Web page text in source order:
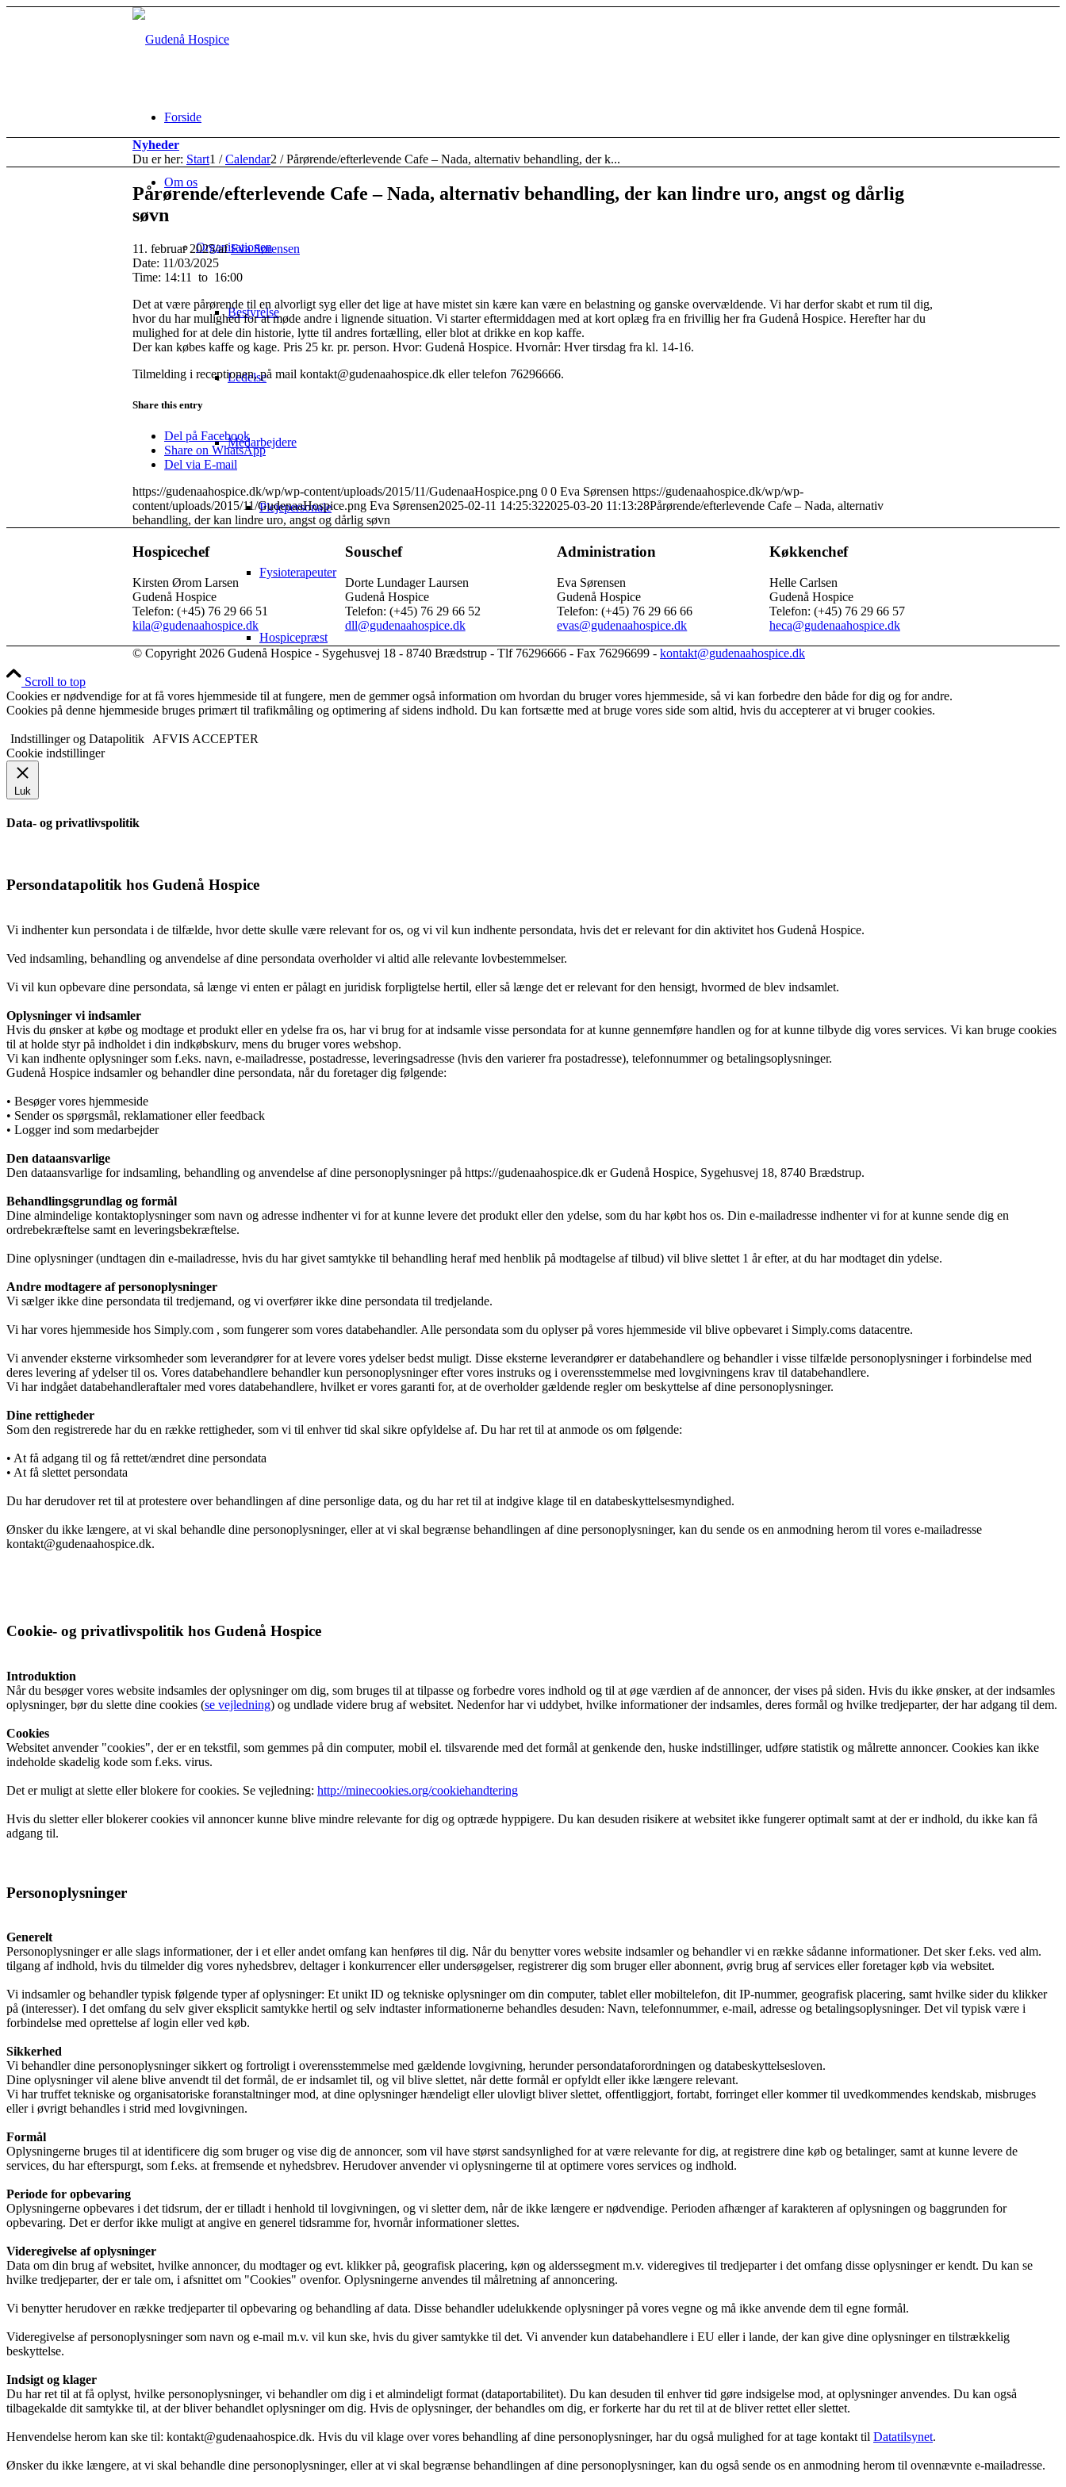
Forside
Om os
Organisationen
Bestyrelse
Ledelse
Medarbejdere
Plejepersonale
Fysioterapeuter
Hospicepræst
Psykolog
Ergoterapeut og Frivilligkoordinator
Sekretær
Hospicefilosofi og palliation
Vedtægter
Rammer
Årsrapport 2018 (PDF)
Patienter og pårørende
Sådan bliver man henvist
De frivillige gør en forskel
Bliv frivillig
Vagtplan og booking
Nyheder
Du er her: Start1 / Calendar2 / Pårørende/efterlevende Cafe – Nada, alternativ behandling, der k...
Pårørende/efterlevende Cafe – Nada, alternativ behandling, der kan lindre uro, angst og dårlig
søvn
11. februar 2025/afEva Sørensen
Date: 11/03/2025
Time: 14:11
to 16:00
Det at være pårørende til en alvorligt syg eller det lige at have mistet sin kære kan være en belastning og ganske overvældende. Vi har derfor skabt et rum til dig,
hvor du har mulighed for at møde andre i lignende situation. Vi starter eftermiddagen med at kort oplæg fra en frivillig her fra Gudenå Hospice. Herefter har du
mulighed for at dele din historie, lytte til andres fortælling, eller blot at drikke en kop kaffe.
Der kan købes kaffe og kage. Pris 25 kr. pr. person. Hvor: Gudenå Hospice. Hvornår: Hver tirsdag fra kl. 14-16.
Tilmelding i receptionen, på mail kontakt@gudenaahospice.dk eller telefon 76296666.
Share this entry
Del på Facebook
Share on WhatsApp
Del via E-mail
https://gudenaahospice.dk/wp/wp-content/uploads/2015/11/GudenaaHospice.png 0 0 Eva Sørensen https://gudenaahospice.dk/wp/wp-
content/uploads/2015/11/GudenaaHospice.png Eva Sørensen2025-02-11 14:25:322025-03-20 11:13:28Pårørende/efterlevende Cafe – Nada, alternativ
behandling, der kan lindre uro, angst og dårlig søvn
Hospicechef
Kirsten Ørom Larsen
Gudenå Hospice
Telefon: (+45) 76 29 66 51
kila@gudenaahospice.dk
Souschef
Dorte Lundager Laursen
Gudenå Hospice
Telefon: (+45) 76 29 66 52
dll@gudenaahospice.dk
Administration
Eva Sørensen
Gudenå Hospice
Telefon: (+45) 76 29 66 66
evas@gudenaahospice.dk
Køkkenchef
Helle Carlsen
Gudenå Hospice
Telefon: (+45) 76 29 66 57
heca@gudenaahospice.dk
© Copyright 2026 Gudenå Hospice - Sygehusvej 18 - 8740 Brædstrup - Tlf 76296666 - Fax 76296699 - kontakt@gudenaahospice.dk
Scroll to top
Cookies er nødvendige for at få vores hjemmeside til at fungere, men de gemmer også information om hvordan du bruger vores hjemmeside, så vi kan forbedre den både for dig og for andre.
Cookies på denne hjemmeside bruges primært til trafikmåling og optimering af sidens indhold. Du kan fortsætte med at bruge vores side som altid, hvis du accepterer at vi bruger cookies.
Indstillinger og Datapolitik AFVIS ACCEPTER
Cookie indstillinger
Luk
Data- og privatlivspolitik
Persondatapolitik hos Gudenå Hospice
Vi indhenter kun persondata i de tilfælde, hvor dette skulle være relevant for os, og vi vil kun indhente persondata, hvis det er relevant for din aktivitet hos Gudenå Hospice.
Ved indsamling, behandling og anvendelse af dine persondata overholder vi altid alle relevante lovbestemmelser.
Vi vil kun opbevare dine persondata, så længe vi enten er pålagt en juridisk forpligtelse hertil, eller så længe det er relevant for den hensigt, hvormed de blev indsamlet.
Oplysninger vi indsamler
Hvis du ønsker at købe og modtage et produkt eller en ydelse fra os, har vi brug for at indsamle visse persondata for at kunne gennemføre handlen og for at kunne tilbyde dig vores services. Vi kan bruge cookies
til at holde styr på indholdet i din indkøbskurv, mens du bruger vores webshop.
Vi kan indhente oplysninger som f.eks. navn, e-mailadresse, postadresse, leveringsadresse (hvis den varierer fra postadresse), telefonnummer og betalingsoplysninger.
Gudenå Hospice indsamler og behandler dine persondata, når du foretager dig følgende:
• Besøger vores hjemmeside
• Sender os spørgsmål, reklamationer eller feedback
• Logger ind som medarbejder
Den dataansvarlige
Den dataansvarlige for indsamling, behandling og anvendelse af dine personoplysninger på https://gudenaahospice.dk erGudenå Hospice, Sygehusvej 18, 8740 Brædstrup.
Behandlingsgrundlag og formål
Dine almindelige kontaktoplysninger som navn og adresse indhenter vi for at kunne levere det produkt eller den ydelse, som du har købt hos os. Din e-mailadresse indhenter vi for at kunne sende dig en
ordrebekræftelse samt en leveringsbekræftelse.
Dine oplysninger (undtagen din e-mailadresse, hvis du har givet samtykke til behandling heraf med henblik på modtagelse af tilbud) vil blive slettet 1 år efter, at du har modtaget din ydelse.
Andre modtagere af personoplysninger
Vi sælger ikke dine persondata til tredjemand, og vi overfører ikke dine persondata til tredjelande.
Vi har vores hjemmeside hos Simply.com , som fungerer som vores databehandler. Alle persondata som du oplyser på vores hjemmeside vil blive opbevaret i Simply.coms datacentre.
Vi anvender eksterne virksomheder som leverandører for at levere vores ydelser bedst muligt. Disse eksterne leverandører er databehandlere og behandler i visse tilfælde personoplysninger i forbindelse med
deres levering af ydelser til os. Vores databehandlere behandler kun personoplysninger efter vores instruks og i overensstemmelse med lovgivningens krav til databehandlere.
Vi har indgået databehandleraftaler med vores databehandlere, hvilket er vores garanti for, at de overholder gældende regler om beskyttelse af dine personoplysninger.
Dine rettigheder
Som den registrerede har du en række rettigheder, som vi til enhver tid skal sikre opfyldelse af. Du har ret til at anmode os om følgende:
• At få adgang til og få rettet/ændret dine persondata
• At få slettet persondata
Du har derudover ret til at protestere over behandlingen af dine personlige data, og du har ret til at indgive klage til en databeskyttelsesmyndighed.
Ønsker du ikke længere, at vi skal behandle dine personoplysninger, eller at vi skal begrænse behandlingen af dine personoplysninger, kan du sende os en anmodning herom til vores e-mailadresse
kontakt@gudenaahospice.dk.
Cookie- og privatlivspolitik hos Gudenå Hospice
Introduktion
Når du besøger vores website indsamles der oplysninger om dig, som bruges til at tilpasse og forbedre vores indhold og til at øge værdien af de annoncer, der vises på siden. Hvis du ikke ønsker, at der indsamles
oplysninger, bør du slette dine cookies (se vejledning) og undlade videre brug af websitet. Nedenfor har vi uddybet, hvilke informationer der indsamles, deres formål og hvilke tredjeparter, der har adgang til dem.
Cookies
Websitet anvender "cookies", der er en tekstfil, som gemmes på din computer, mobil el. tilsvarende med det formål at genkende den, huske indstillinger, udføre statistik og målrette annoncer. Cookies kan ikke
indeholde skadelig kode som f.eks. virus.
Det er muligt at slette eller blokere for cookies. Se vejledning: http://minecookies.org/cookiehandtering
Hvis du sletter eller blokerer cookies vil annoncer kunne blive mindre relevante for dig og optræde hyppigere. Du kan desuden risikere at websitet ikke fungerer optimalt samt at der er indhold, du ikke kan få
adgang til.
Personoplysninger
Generelt
Personoplysninger er alle slags informationer, der i et eller andet omfang kan henføres til dig. Når du benytter vores website indsamler og behandler vi en række sådanne informationer. Det sker f.eks. ved alm.
tilgang af indhold, hvis du tilmelder dig vores nyhedsbrev, deltager i konkurrencer eller undersøgelser, registrerer dig som bruger eller abonnent, øvrig brug af services eller foretager køb via websitet.
Vi indsamler og behandler typisk følgende typer af oplysninger: Et unikt ID og tekniske oplysninger om din computer, tablet eller mobiltelefon, dit IP-nummer, geografisk placering, samt hvilke sider du klikker
på (interesser). I det omfang du selv giver eksplicit samtykke hertil og selv indtaster informationerne behandles desuden: Navn, telefonnummer, e-mail, adresse og betalingsoplysninger. Det vil typisk være i
forbindelse med oprettelse af login eller ved køb.
Sikkerhed
Vi behandler dine personoplysninger sikkert og fortroligt i overensstemmelse med gældende lovgivning, herunder persondataforordningen og databeskyttelsesloven.
Dine oplysninger vil alene blive anvendt til det formål, de er indsamlet til, og vil blive slettet, når dette formål er opfyldt eller ikke længere relevant.
Vi har truffet tekniske og organisatoriske foranstaltninger mod, at dine oplysninger hændeligt eller ulovligt bliver slettet, offentliggjort, fortabt, forringet eller kommer til uvedkommendes kendskab, misbruges
eller i øvrigt behandles i strid med lovgivningen.
Formål
Oplysningerne bruges til at identificere dig som bruger og vise dig de annoncer, som vil have størst sandsynlighed for at være relevante for dig, at registrere dine køb og betalinger, samt at kunne levere de
services, du har efterspurgt, som f.eks. at fremsende et nyhedsbrev. Herudover anvender vi oplysningerne til at optimere vores services og indhold.
Periode for opbevaring
Oplysningerne opbevares i det tidsrum, der er tilladt i henhold til lovgivningen, og vi sletter dem, når de ikke længere er nødvendige. Perioden afhænger af karakteren af oplysningen og baggrunden for
opbevaring. Det er derfor ikke muligt at angive en generel tidsramme for, hvornår informationer slettes.
Videregivelse af oplysninger
Data om din brug af websitet, hvilke annoncer, du modtager og evt. klikker på, geografisk placering, køn og alderssegment m.v. videregives til tredjeparter i det omfang disse oplysninger er kendt. Du kan se
hvilke tredjeparter, der er tale om, i afsnittet om "Cookies" ovenfor. Oplysningerne anvendes til målretning af annoncering.
Vi benytter herudover en række tredjeparter til opbevaring og behandling af data. Disse behandler udelukkende oplysninger på vores vegne og må ikke anvende dem til egne formål.
Videregivelse af personoplysninger som navn og e-mail m.v. vil kun ske, hvis du giver samtykke til det. Vi anvender kun databehandlere i EU eller i lande, der kan give dine oplysninger en tilstrækkelig
beskyttelse.
Indsigt og klager
Du har ret til at få oplyst, hvilke personoplysninger, vi behandler om dig i et almindeligt format (dataportabilitet). Du kan desuden til enhver tid gøre indsigelse mod, at oplysninger anvendes. Du kan også
tilbagekalde dit samtykke til, at der bliver behandlet oplysninger om dig. Hvis de oplysninger, der behandles om dig, er forkerte har du ret til at de bliver rettet eller slettet.
Henvendelse herom kan ske til: kontakt@gudenaahospice.dk. Hvis du vil klage over vores behandling af dine personoplysninger, har du også mulighed for at tage kontakt til Datatilsynet.
Ønsker du ikke længere, at vi skal behandle dine personoplysninger, eller at vi skal begrænse behandlingen af dine personoplysninger, kan du også sende os en anmodning herom til ovennævnte e-mailadresse.